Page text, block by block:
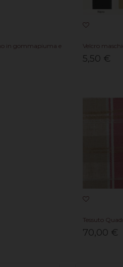
in gommapiuma e
Velcro
5,50 €
Tessuto
70,00 €